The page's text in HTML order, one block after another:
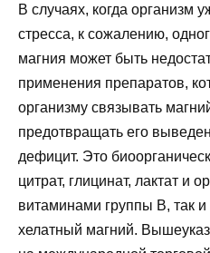
В случаях, когда организм
стресса, к сожалению,
магния может быть
применения препаратов,
организму связывать
предотвращать его
дефицит. Это
цитрат, глицинат, лактат и
витаминами группы B, так
хелатный магний.